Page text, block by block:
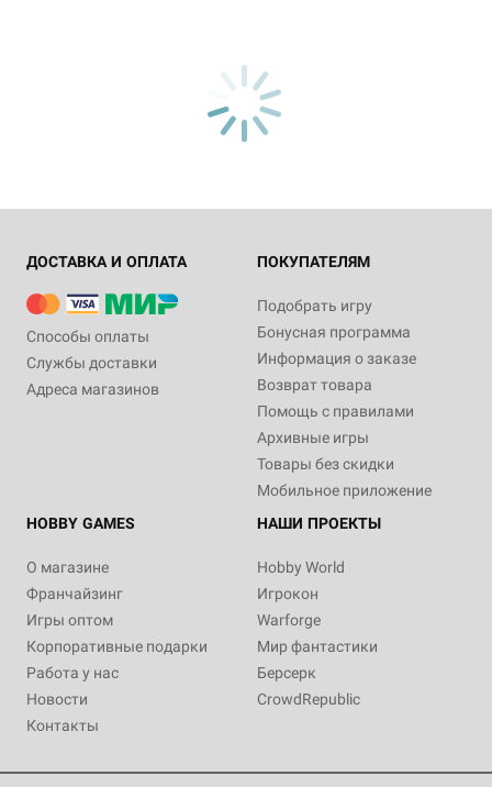
ДОСТАВКА И ОПЛАТА
Способы оплаты
Службы доставки
Адреса магазинов
ПОКУПАТЕЛЯМ
Подобрать игру
Бонусная программа
Информация о заказе
Возврат товара
Помощь с правилами
Архивные игры
Товары без скидки
Мобильное приложение
HOBBY GAMES
О магазине
Франчайзинг
Игры оптом
Корпоративные подарки
Работа у нас
Новости
Контакты
НАШИ ПРОЕКТЫ
Hobby World
Игрокон
Warforge
Мир фантастики
Берсерк
CrowdRepublic